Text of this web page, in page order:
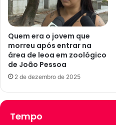
e
C
a
m
p
i
n
a
t
e
d
a
p
o
p
Quem era o jovem que
morreu após entrar na
área de leoa em zoológico
de João Pessoa
2 de dezembro de 2025
Tempo